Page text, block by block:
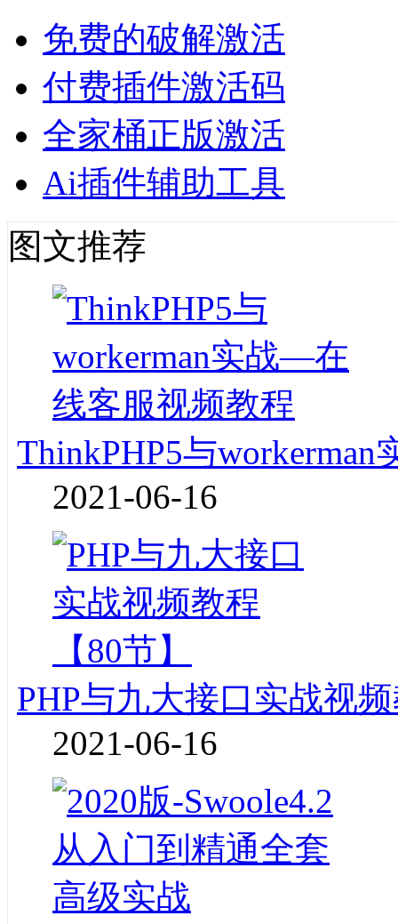
免费的破解激活
付费插件激活码
全家桶正版激活
Ai插件辅助工具
图文推荐
ThinkPHP5与
2021-06-16
PHP与九大接口实战视
2021-06-16